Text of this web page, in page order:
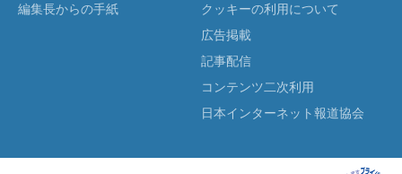
編集長からの手紙
クッキーの利用について
広告掲載
記事配信
コンテンツ二次利用
日本インターネット報道協会